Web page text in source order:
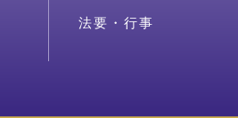
法要・行事